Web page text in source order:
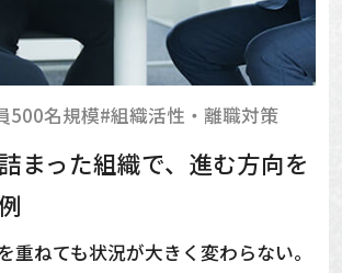
500名規模#組織活性・離職対策
まった組織で、進む方向を
重ねても状況が大きく変わらない。